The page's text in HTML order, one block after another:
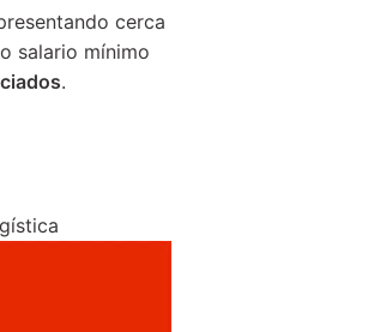
cerca
salario mínimo
.